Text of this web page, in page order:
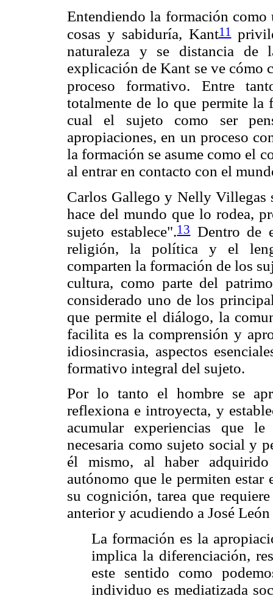
Entendiendo la formación como
cosas y sabiduría, Kant11
naturaleza y se distancia de
explicación de Kant se ve cómo
proceso formativo. Entre
totalmente de lo que permite la
cual el sujeto como ser
apropiaciones, en un proceso
la formación se asume como el
al entrar en contacto con el
Carlos Gallego y Nelly Villegas
hace del mundo que lo rodea,
sujeto establece".13Dentro de
religión, la política y el
comparten la formación de los
cultura, como parte del
considerado uno de los
que permite el diálogo, la
facilita es la comprensión y
idiosincrasia, aspectos
formativo integral del sujeto.
Por lo tanto el hombre se
reflexiona e introyecta, y
acumular experiencias que
necesaria como sujeto social y
él mismo, al haber
autónomo que le permiten estar
su cognición, tarea que
anterior y acudiendo a José
La formación es la
implica la diferenciación,
este sentido como
individuo es mediatizada